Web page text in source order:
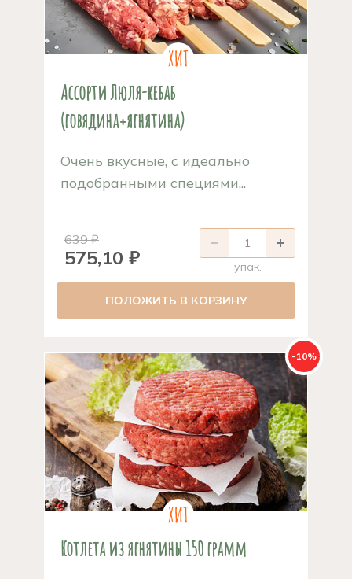
Ассорти Люля-кебаб
(говядина+ягнятина)
Очень вкусные, с идеально
подобранными специями...
639 ₽
575,10 ₽ упак.
ПОЛОЖИТЬ В КОРЗИНУ
-10%
Котлета из ягнятины 150 грамм